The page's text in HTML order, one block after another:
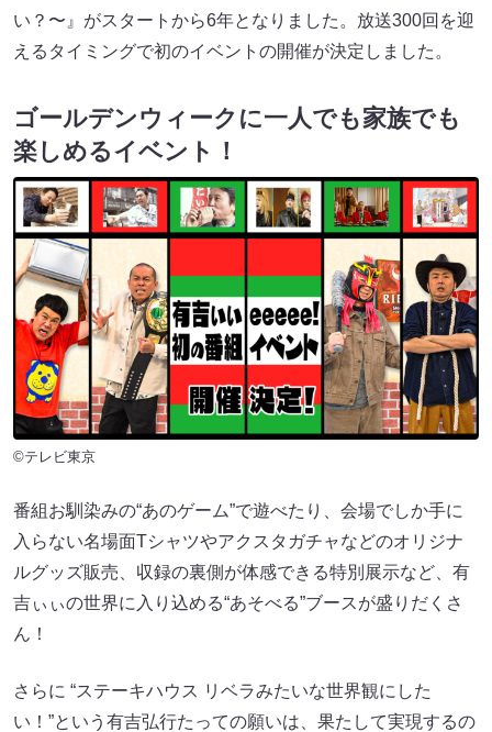
い？〜』がスタートから6年となりました。放送300回を迎
えるタイミングで初のイベントの開催が決定しました。
ゴールデンウィークに一人でも家族でも
楽しめるイベント！
©テレビ東京
番組お馴染みの“あのゲーム”で遊べたり、会場でしか手に
入らない名場面Tシャツやアクスタガチャなどのオリジナ
ルグッズ販売、収録の裏側が体感できる特別展示など、有
吉ぃぃの世界に入り込める“あそべる”ブースが盛りだくさ
ん！
さらに “ステーキハウス リベラみたいな世界観にした
い！”という有吉弘行たっての願いは、果たして実現するの